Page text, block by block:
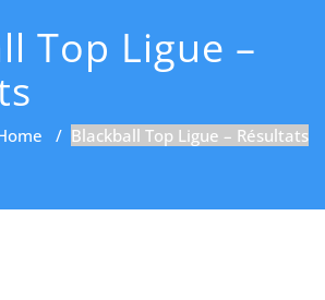
Top Ligue –
/ Blackball Top Ligue – Résultats